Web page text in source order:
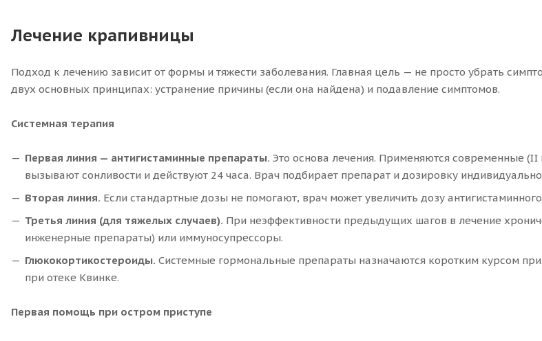
Лечение крапивницы
Подход к лечению зависит от формы и тяжести заболевания. Главная цель — не просто убрать
двух основных принципах: устранение причины (если она найдена) и подавление симптомов.
Системная терапия
Первая линия — антигистаминные препараты. Это основа лечения. Применяются современные
вызывают сонливости и действуют 24 часа. Врач подбирает препарат и дозировку
Вторая линия. Если стандартные дозы не помогают, врач может увеличить дозу
Третья линия (для тяжелых случаев). При неэффективности предыдущих шагов в лечение
инженерные препараты) или иммуносупрессоры.
Глюкокортикостероиды. Системные гормональные препараты назначаются коротким курсом
при отеке Квинке.
Первая помощь при остром приступе